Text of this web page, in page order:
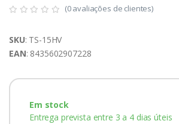
(0 avaliações de clientes)
SKU: TS-15HV
EAN: 8435602907228
Em stock
Entrega prevista entre 3 a 4 dias úteis